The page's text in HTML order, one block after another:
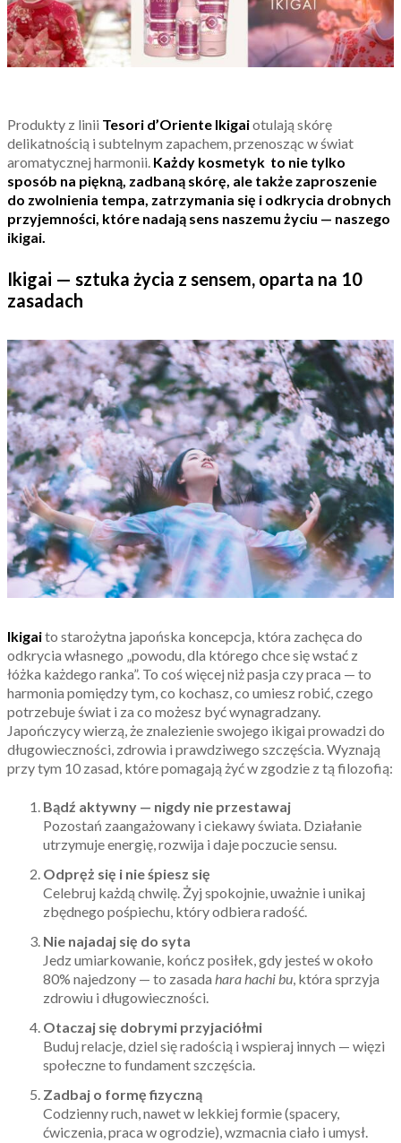
Produkty z linii Tesori d’Oriente Ikigaiotulają skórę
delikatnością i subtelnym zapachem, przenosząc w świat
aromatycznej harmonii. Każdy kosmetyk to nie tylko
sposób na piękną, zadbaną skórę, ale także zaproszenie
do zwolnienia tempa, zatrzymania się i odkrycia drobnych
przyjemności, które nadają sens naszemu życiu — naszego
ikigai.
Ikigai — sztuka życia z sensem, oparta na 10
zasadach
Ikigaito starożytna japońska koncepcja, która zachęca do
odkrycia własnego „powodu, dla którego chce się wstać z
łóżka każdego ranka”. To coś więcej niż pasja czy praca — to
harmonia pomiędzy tym, co kochasz, co umiesz robić, czego
potrzebuje świat i za co możesz być wynagradzany.
Japończycy wierzą, że znalezienie swojego ikigai prowadzi do
długowieczności, zdrowia i prawdziwego szczęścia. Wyznają
przy tym 10 zasad, które pomagają żyć w zgodzie z tą filozofią:
Bądź aktywny — nigdy nie przestawaj
Pozostań zaangażowany i ciekawy świata. Działanie
utrzymuje energię, rozwija i daje poczucie sensu.
Odpręż się i nie śpiesz się
Celebruj każdą chwilę. Żyj spokojnie, uważnie i unikaj
zbędnego pośpiechu, który odbiera radość.
Nie najadaj się do syta
Jedz umiarkowanie, kończ posiłek, gdy jesteś w około
80% najedzony — to zasada hara hachi bu, która sprzyja
zdrowiu i długowieczności.
Otaczaj się dobrymi przyjaciółmi
Buduj relacje, dziel się radością i wspieraj innych — więzi
społeczne to fundament szczęścia.
Zadbaj o formę fizyczną
Codzienny ruch, nawet w lekkiej formie (spacery,
ćwiczenia, praca w ogrodzie), wzmacnia ciało i umysł.